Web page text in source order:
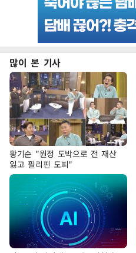
많이 본 기사
황기순 "원정 도박으로 전 재산
잃고 필리핀 도피"